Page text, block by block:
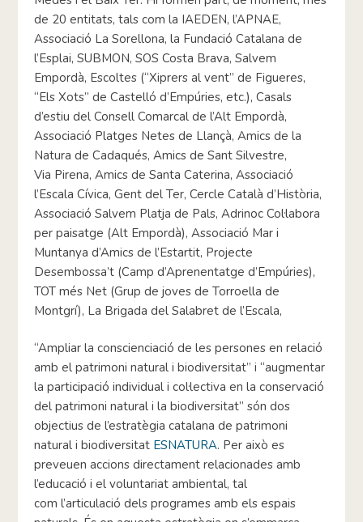
de 20 entitats, tals com la IAEDEN, l’APNAE,
Associació La Sorellona, la Fundació Catalana de
l’Esplai, SUBMON, SOS Costa Brava, Salvem
Empordà, Escoltes (“Xiprers al vent” de Figueres,
“Els Xots” de Castelló d’Empúries, etc.), Casals
d’estiu del Consell Comarcal de l’Alt Empordà,
Associació Platges Netes de Llançà, Amics de la
Natura de Cadaqués, Amics de Sant Silvestre,
Via Pirena, Amics de Santa Caterina, Associació
l’Escala Cívica, Gent del Ter, Cercle Català d’Història,
Associació Salvem Platja de Pals, Adrinoc Col·labora
per paisatge (Alt Empordà), Associació Mar i
Muntanya d’Amics de l’Estartit, Projecte
Desembossa’t (Camp d’Aprenentatge d’Empúries),
TOT més Net (Grup de joves de Torroella de
Montgrí), La Brigada del Salabret de l’Escala,
“Ampliar la conscienciació de les persones en relació
amb el patrimoni natural i biodiversitat” i “augmentar
la participació individual i col·lectiva en la conservació
del patrimoni natural i la biodiversitat” són dos
objectius de l’estratègia catalana de patrimoni
natural i biodiversitat ESNATURA. Per això es
preveuen accions directament relacionades amb
l’educació i el voluntariat ambiental, tal
com l’articulació dels programes amb els espais